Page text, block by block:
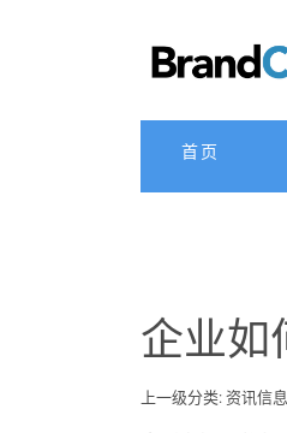
首页
企业如
上一级分类: 资讯信息